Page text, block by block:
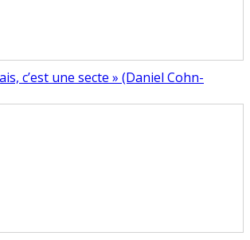
c’est une secte » (Daniel Cohn-